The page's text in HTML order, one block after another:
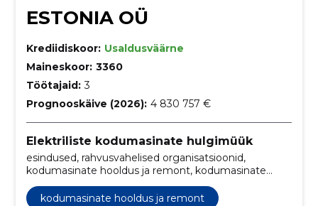
ESTONIA OÜ
Krediidiskoor: Usaldusväärne
Maineskoor: 3360
Töötajaid: 3
Prognooskäive (2026): 4 830 757 €
Elektriliste kodumasinate hulgimüük
esindused, rahvusvahelised organisatsioonid,
kodumasinate hooldus ja remont, kodumasinate
müük
kodumasinate hooldus ja remont